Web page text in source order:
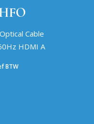
Cable
HDMI A
BTW